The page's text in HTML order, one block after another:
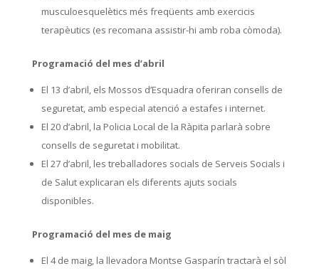
musculoesquelètics més freqüents amb exercicis
terapèutics (es recomana assistir-hi amb roba còmoda).
Programació del mes d’abril
El 13 d’abril, els Mossos d’Esquadra oferiran consells de
seguretat, amb especial atenció a estafes i internet.
El 20 d’abril, la Policia Local de la Ràpita parlarà sobre
consells de seguretat i mobilitat.
El 27 d’abril, les treballadores socials de Serveis Socials i
de Salut explicaran els diferents ajuts socials
disponibles.
Programació del mes de maig
El 4 de maig, la llevadora Montse Gasparín tractarà el sòl